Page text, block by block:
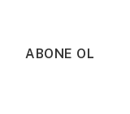
ABONE OL